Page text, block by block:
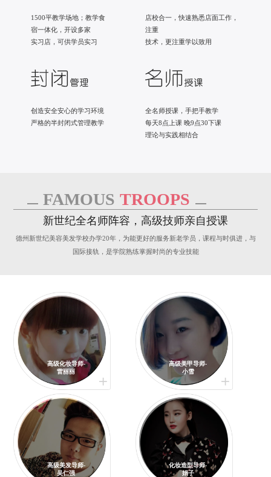
1500平教学场地；教学食
宿一体化，开设多家
实习店，可供学员实习
店校合一，快速熟悉店面工作，
注重
技术，更注重学以致用
创造安全安心的学习环境
严格的半封闭式管理教学
全名师授课，手把手教学
每天8点上课 晚9点30下课
理论与实践相结合
FAMOUS TROOPS
新世纪全名师阵容，高级技师亲自授课
德州新世纪美容美发学校办学20年，为能更好的服务新老学员，课程与时俱进，与
国际接轨，是学院熟练掌握时尚的专业技能
高级化妆导师-
雷丽丽
高级美甲导师-
小雪
高级美发导师-
吴仁强
化妆造型导师-
娟子